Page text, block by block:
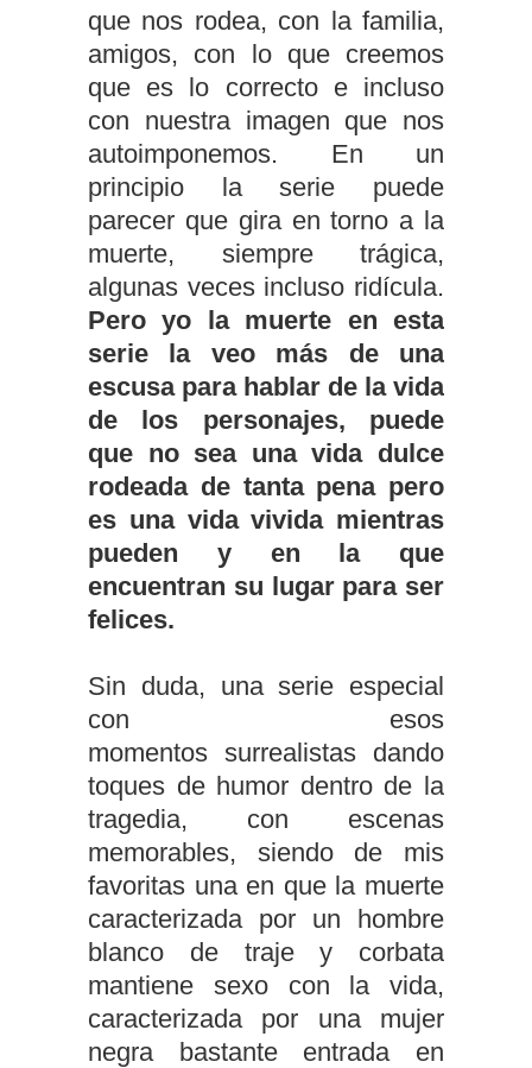
que nos rodea, con la familia,
amigos, con lo que creemos
que es lo correcto e incluso
con nuestra imagen que nos
autoimponemos. En un
principio la serie puede
parecer que gira en torno a la
muerte, siempre trágica,
algunas veces incluso ridícula.
Pero yo la muerte en esta
serie la veo más de una
escusa para hablar de la vida
de los personajes, puede
que no sea una vida dulce
rodeada de tanta pena pero
es una vida vivida mientras
pueden y en la que
encuentran su lugar para ser
felices.
Sin duda, una serie especial
con esos
momentos surrealistas dando
toques de humor dentro de la
tragedia, con escenas
memorables, siendo de mis
favoritas una en que la muerte
caracterizada por un hombre
blanco de traje y corbata
mantiene sexo con la vida,
caracterizada por una mujer
negra bastante entrada en